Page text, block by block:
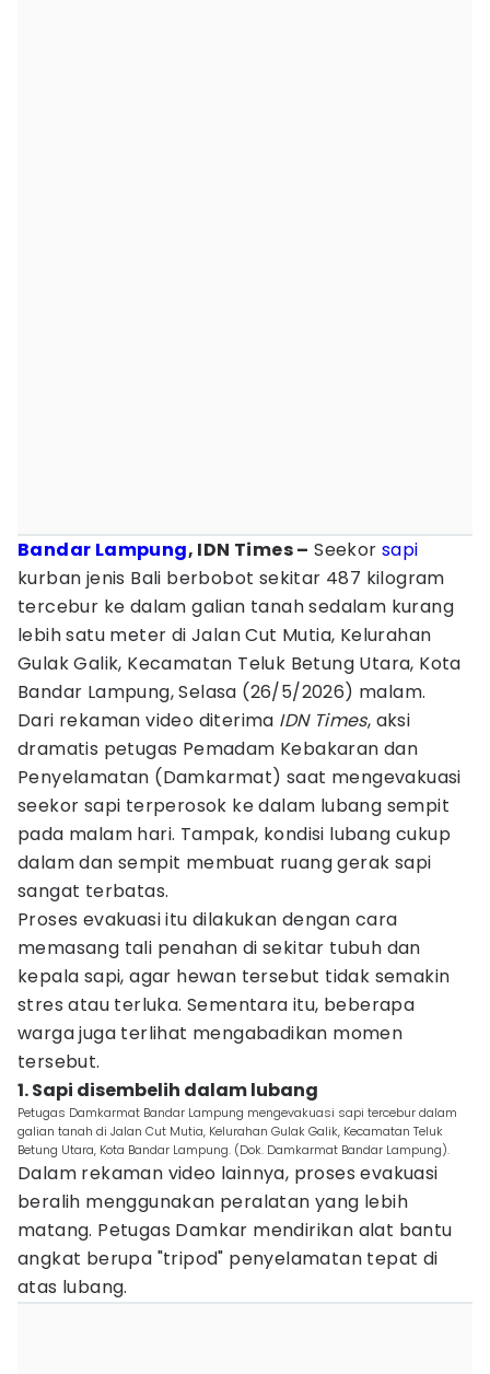
Bandar Lampung, IDN Times – Seekorsapi
kurban jenis Bali berbobot sekitar 487 kilogram
tercebur ke dalam galian tanah sedalam kurang
lebih satu meter di Jalan Cut Mutia, Kelurahan
Gulak Galik, Kecamatan Teluk Betung Utara, Kota
Bandar Lampung, Selasa (26/5/2026) malam.
Dari rekaman video diterima IDN Times, aksi
dramatis petugas Pemadam Kebakaran dan
Penyelamatan (Damkarmat) saat mengevakuasi
seekor sapi terperosok ke dalam lubang sempit
pada malam hari. Tampak, kondisi lubang cukup
dalam dan sempit membuat ruang gerak sapi
sangat terbatas.
Proses evakuasi itu dilakukan dengan cara
memasang tali penahan di sekitar tubuh dan
kepala sapi, agar hewan tersebut tidak semakin
stres atau terluka. Sementara itu, beberapa
warga juga terlihat mengabadikan momen
tersebut.
1. Sapi disembelih dalam lubang
Petugas Damkarmat Bandar Lampung mengevakuasi sapi tercebur dalam
galian tanah di Jalan Cut Mutia, Kelurahan Gulak Galik, Kecamatan Teluk
Betung Utara, Kota Bandar Lampung. (Dok. Damkarmat Bandar Lampung).
Dalam rekaman video lainnya, proses evakuasi
beralih menggunakan peralatan yang lebih
matang. Petugas Damkar mendirikan alat bantu
angkat berupa "tripod" penyelamatan tepat di
atas lubang.